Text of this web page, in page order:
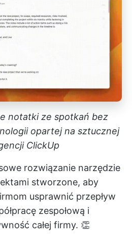
notatki ze spotkań bez
opartej na sztucznej
ClickUp
rozwiązanie narzędzie
stworzone, aby
usprawnić przepływ
zespołową i
całej firmy. 👏